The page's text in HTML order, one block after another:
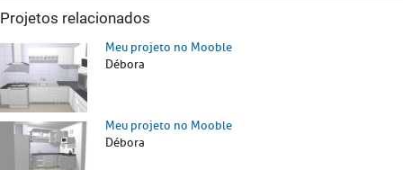
Projetos relacionados
Meu projeto no Mooble
Débora
Meu projeto no Mooble
Débora